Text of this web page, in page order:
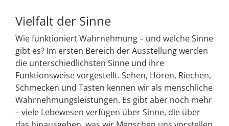
Vielfalt der Sinne
Wie funktioniert Wahrnehmung – und welche Sinne
gibt es? Im ersten Bereich der Ausstellung werden
die unterschiedlichsten Sinne und ihre
Funktionsweise vorgestellt. Sehen, Hören, Riechen,
Schmecken und Tasten kennen wir als menschliche
Wahrnehmungsleistungen. Es gibt aber noch mehr
– viele Lebewesen verfügen über Sinne, die über